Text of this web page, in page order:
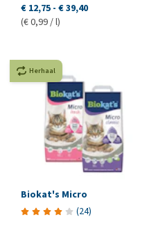
€ 12,75 - € 39,40
(€ 0,99 / l)
Herhaal
Biokat's Micro
(24)